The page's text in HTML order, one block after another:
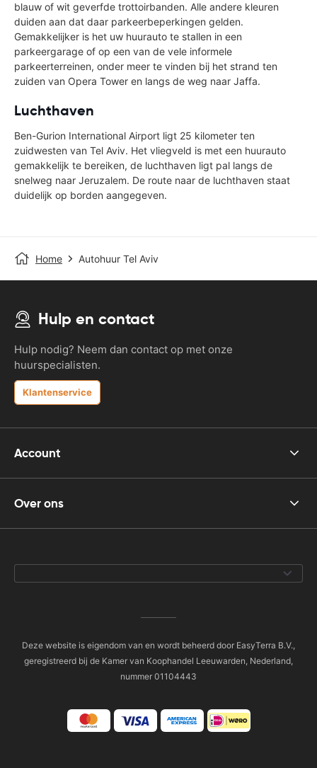
blauw of wit geverfde trottoirbanden. Alle andere kleuren
duiden aan dat daar parkeerbeperkingen gelden.
Gemakkelijker is het uw huurauto te stallen in een
parkeergarage of op een van de vele informele
parkeerterreinen, onder meer te vinden bij het strand ten
zuiden van Opera Tower en langs de weg naar Jaffa.
Luchthaven
Ben-Gurion International Airport ligt 25 kilometer ten
zuidwesten van Tel Aviv. Het vliegveld is met een huurauto
gemakkelijk te bereiken, de luchthaven ligt pal langs de
snelweg naar Jeruzalem. De route naar de luchthaven staat
duidelijk op borden aangegeven.
Home Autohuur Tel Aviv
Hulp en contact
Hulp nodig? Neem dan contact op met onze
huurspecialisten.
Klantenservice
Account
Over ons
Deze website is eigendom van en wordt beheerd door EasyTerra B.V.,
geregistreerd bij de Kamer van Koophandel Leeuwarden, Nederland,
nummer 01104443